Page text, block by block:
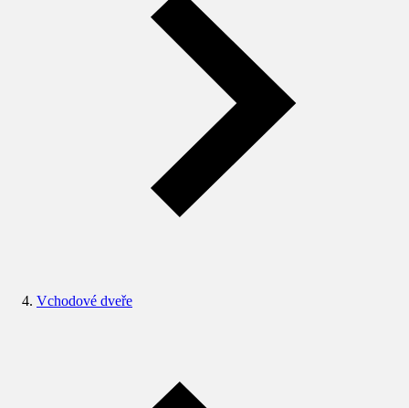
Vchodové dveře